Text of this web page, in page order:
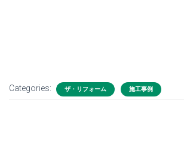
Categories: ザ・リフォーム 施工事例